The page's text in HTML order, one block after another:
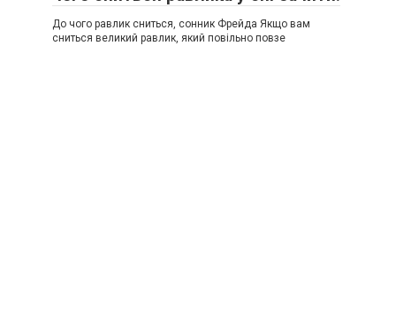
До чого равлик сниться, сонник Фрейда Якщо вам
сниться великий равлик, який повільно повзе